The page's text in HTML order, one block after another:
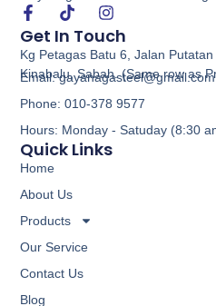
Quick Links
Home
About Us
Products
Our Service
Contact Us
Blog
Get In Touch
Kg Petagas Batu 6, Jalan
Kinabalu, Sabah. (Same row as
Email: gayanagasteel@gmail.com
Phone: 010-378 9577
Hours: Monday - Satuday (8:30